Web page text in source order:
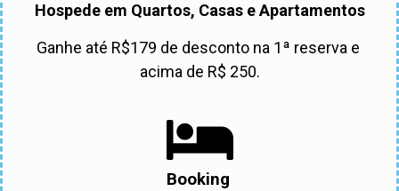
Hospede em Quartos, Casas e Apartamentos
Ganhe até R$179 de desconto na 1ª reserva e
acima de R$ 250.
Booking